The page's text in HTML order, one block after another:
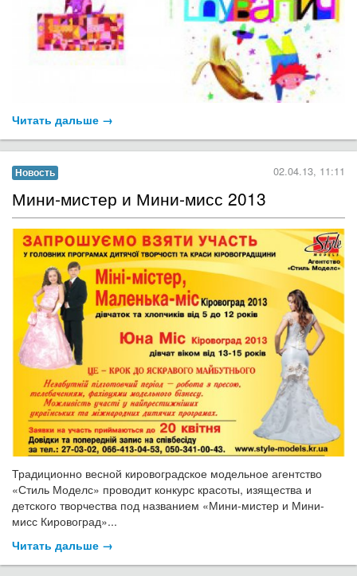
Читать дальше →
Новость 02.04.13, 11:11
Мини-мистер и Мини-мисс 2013
Традиционно весной кировоградское модельное агентство
«Стиль Моделс» проводит конкурс красоты, изящества и
детского творчества под названием «Мини-мистер и Мини-
мисс Кировоград»...
Читать дальше →